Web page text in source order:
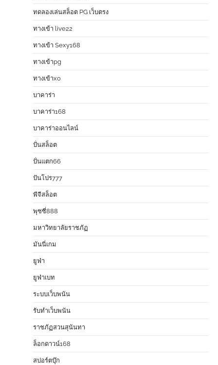
ทดลองเล่นสล็อต PG เว็บตรง
ทางเข้า live22
ทางเข้า Sexy168
ทางเข้าpg
ทางเข้าxo
บาคาร่า
บาคาร่า168
บาคาร่าออนไลน์
ปั่นสล็อต
ปั่นแตก66
ปันโปร777
พีจีสล็อต
พุซซี่888
มหาวิทยาลัยราชภัฏ
มันนี่เกม
ยูฟ่า
ยูฟ่าเบท
ระบบเว็บพนัน
รับทำเว็บพนัน
ราชภัฏสวนสุนันทา
ล็อกดาวน์168
สปอร์ตบุ๊ก